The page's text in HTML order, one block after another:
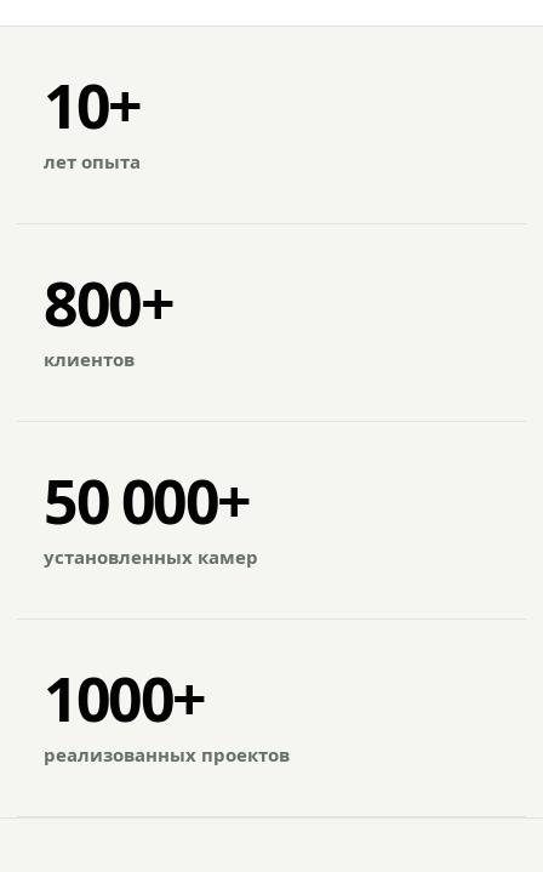
10+
лет опыта
800+
клиентов
50 000+
установленных камер
1000+
реализованных проектов